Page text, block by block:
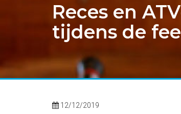
Reces en
tijdens de
12/12/2019